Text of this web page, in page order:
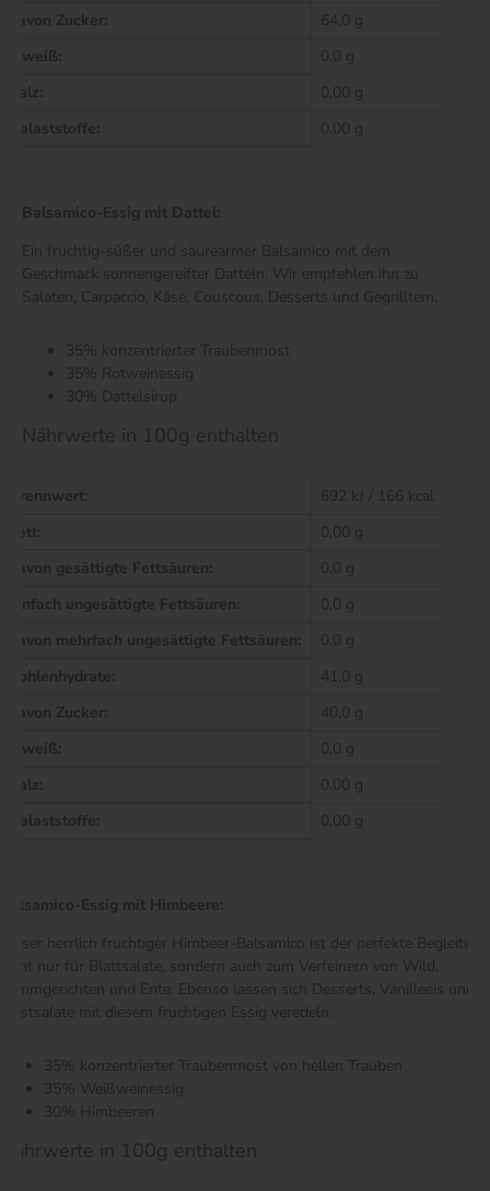
davon Zucker:
64,0 g
Eiweiß:
0,0 g
Salz:
0,00 g
Balaststoffe:
0,00 g
Balsamico-Essig mit Dattel:
Ein fruchtig-süßer und säurearmer Balsamico mit dem
Geschmack sonnengereifter Datteln. Wir empfehlen ihn zu
Salaten, Carpaccio, Käse, Couscous, Desserts und Gegrilltem.
35% konzentrierter Traubenmost
35% Rotweinessig
30% Dattelsirup
Nährwerte in 100g enthalten
Brennwert:
692 kJ / 166 kcal
Fett:
0,00 g
davon gesättigte Fettsäuren:
0,0 g
einfach ungesättigte Fettsäuren:
0,0 g
davon mehrfach ungesättigte Fettsäuren:
0,0 g
Kohlenhydrate:
41,0 g
davon Zucker:
40,0 g
Eiweiß:
0,0 g
Salz:
0,00 g
Balaststoffe:
0,00 g
Balsamico-Essig mit Himbeere:
Dieser herrlich fruchtiger Himbeer-Balsamico ist der perfekte Begleiter
nicht nur für Blattsalate, sondern auch zum Verfeinern von Wild,
Lammgerichten und Ente. Ebenso lassen sich Desserts, Vanilleeis und
Obstsalate mit diesem fruchtigen Essig veredeln.
35% konzentrierter Traubenmost von hellen Trauben
35% Weißweinessig
30% Himbeeren
Nährwerte in 100g enthalten